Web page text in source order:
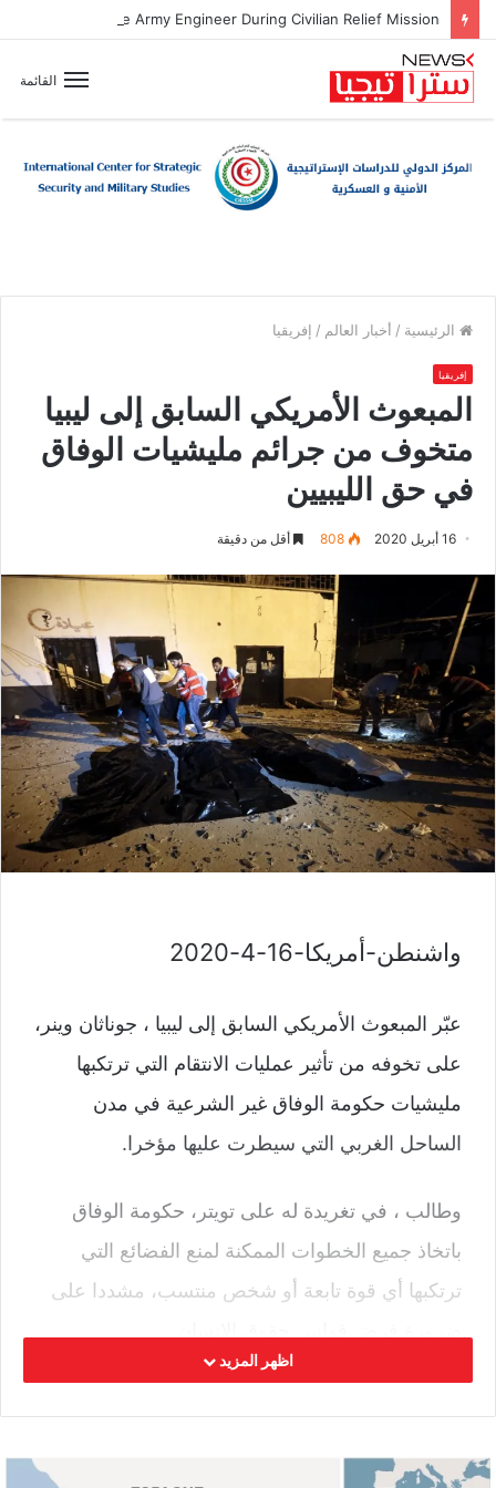
القائمة
الرئيسية / أخبار العالم / إفريقيا
إفريقيا
المبعوث الأمريكي السابق إلى ليبيا
متخوف من جرائم مليشيات الوفاق
في حق الليبيين
16 أبريل 2020 808 أقل من دقيقة
واشنطن-أمريكا-16-4-2020
عبّر المبعوث الأمريكي السابق إلى ليبيا ، جوناثان وينر،
على تخوفه من تأثير عمليات الانتقام التي ترتكبها
مليشيات حكومة الوفاق غير الشرعية في مدن
الساحل الغربي التي سيطرت عليها مؤخرا.
وطالب ، في تغريدة له على تويتر، حكومة الوفاق
باتخاذ جميع الخطوات الممكنة لمنع الفضائع التي
ترتكبها أي قوة تابعة أو شخص منتسب، مشددا على
و أعربت بعثة الأمم المتحدة للدعم في ليبيا عن
اظهر المزيد